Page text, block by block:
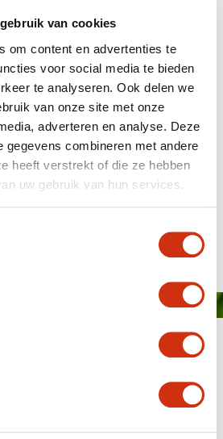
van cookies
om content en advertenties te
voor social media te bieden
te analyseren. Ook delen we
van onze site met onze
adverteren en analyse. Deze
gegevens combineren met andere
heeft verstrekt of die ze hebben
uw gebruik van hun services.